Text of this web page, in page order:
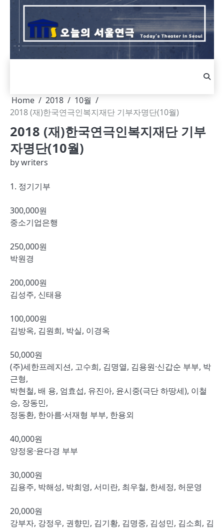
Skip
content
Home 2018
10월
2018 (재)한국연극인복지재단 기부자명단(10월)
2018 (재)한국연극인복지재단 기부
자명단(10월)
bywriters
1. 정기기부
300,000원
중소기업은행
250,000원
박원경
200,000원
김성주, 신태용
100,000원
김방옥, 김원희, 박실, 이경옥
50,000원
(주)세한프레지션, 고수희, 김명열, 김용원·신갑순 부부, 박
근형,
박현철, 배 용, 엄효섭, 유진아, 윤시중(극단 하땅세), 이철
승, 장동민,
정동환, 한아름·서재형 부부, 한용외
40,000원
양정웅·윤다경 부부
30,000원
김용주, 박해성, 박희영, 서미란, 최우철, 한세정, 허문영
20,000원
강부자, 강정우, 권향민, 김기황, 김명중, 김성민, 김소희, 김